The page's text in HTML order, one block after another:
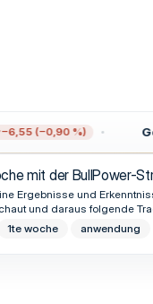
(−0,90 %)
mit der BullPower-
Ergebnisse und
und daraus folgende
1te woche anwendung